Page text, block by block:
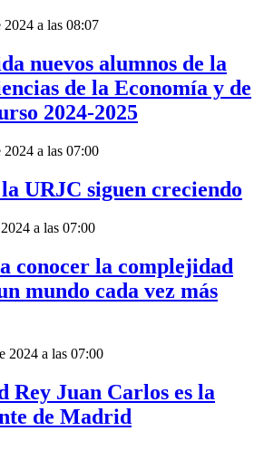
a las 08:07
nuevos alumnos de la
de la Economía y de
2024-2025
a las 07:00
URJC siguen creciendo
a las 07:00
conocer la complejidad
mundo cada vez más
2024 a las 07:00
Rey Juan Carlos es la
de Madrid